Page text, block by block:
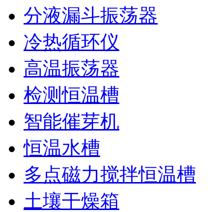
分液漏斗振荡器
冷热循环仪
高温振荡器
检测恒温槽
智能催芽机
恒温水槽
多点磁力搅拌恒温槽
土壤干燥箱